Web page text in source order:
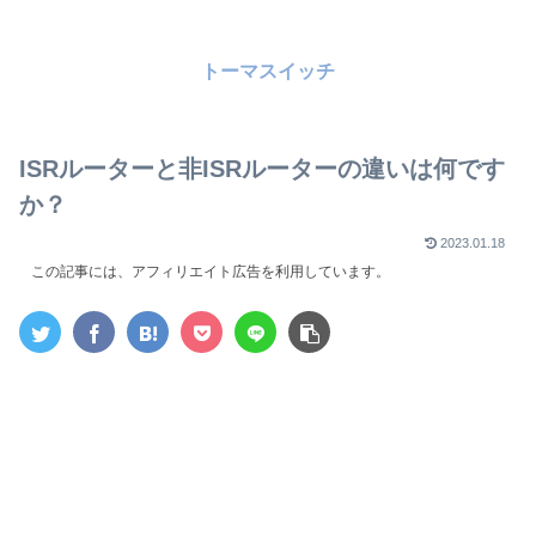
トーマスイッチ
ISRルーターと非ISRルーターの違いは何です
か？
2023.01.18
この記事には、アフィリエイト広告を利用しています。